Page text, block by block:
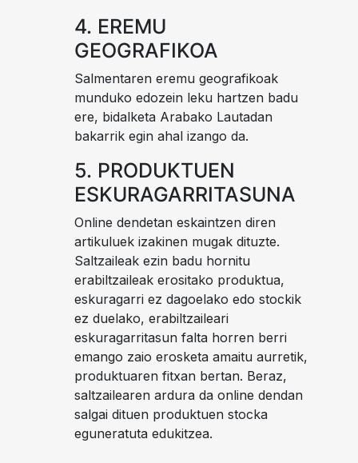
4. EREMU
GEOGRAFIKOA
Salmentaren eremu geografikoak
munduko edozein leku hartzen badu
ere, bidalketa Arabako Lautadan
bakarrik egin ahal izango da.
5. PRODUKTUEN
ESKURAGARRITASUNA
Online dendetan eskaintzen diren
artikuluek izakinen mugak dituzte.
Saltzaileak ezin badu hornitu
erabiltzaileak erositako produktua,
eskuragarri ez dagoelako edo stockik
ez duelako, erabiltzaileari
eskuragarritasun falta horren berri
emango zaio erosketa amaitu aurretik,
produktuaren fitxan bertan. Beraz,
saltzailearen ardura da online dendan
salgai dituen produktuen stocka
eguneratuta edukitzea.